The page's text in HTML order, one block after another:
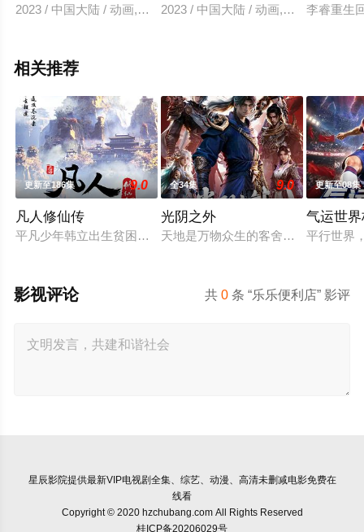
2023 / 中国大陆 / 动画,国产动漫2023 / 中国大陆 / 动画,国产动漫李睿重生
相关推荐
更新至186集 9.0
凡人修仙传
平凡少年韩立出生贫困，为了让家人过上更好的生活，自愿前
全34集 9.0
光阴之外
天地是万物众生的客舍，光阴是古往
更新至08集
气运世
平行世界
共0 条 “乐乐便利店” 影评
影视评论
星辰影院提供最新VIP电视剧全集、综艺、动漫、高清未删减电影免费在
线看
Copyright © 2020 hzchubang.com All Rights Reserved
桂ICP备20206029号